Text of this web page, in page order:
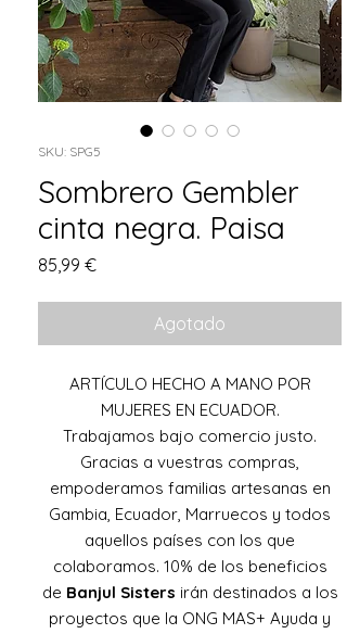
SKU: SPG5
Sombrero Gembler
cinta negra. Paisa
85,99 €Precio
Agotado
ARTÍCULO HECHO A MANO POR
MUJERES EN ECUADOR.
Trabajamos bajo comercio justo.
Gracias a vuestras compras,
empoderamos familias artesanas en
Gambia, Ecuador, Marruecos y todos
aquellos países con los que
colaboramos. 10% de los beneficios
de Banjul Sisters irán destinados a los
proyectos que la ONG MAS+ Ayuda y